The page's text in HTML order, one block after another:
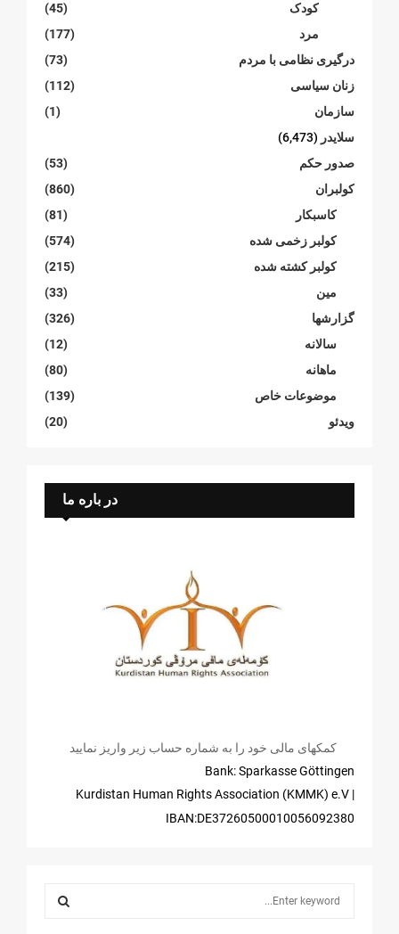
کودک
(45)
مرد
(177)
درگیری نظامی با مردم
(73)
زنان سیاسی
(112)
سازمان
(1)
سلایدر (6,473)
صدور حکم
(53)
کولبران
(860)
کاسبکار
(81)
کولبر زخمی شدە
(574)
کولبر کشتە شدە
(215)
مین
(33)
گزارشها
(326)
سالانە
(12)
ماهانە
(80)
موضوعات خاص
(139)
ویدئو
(20)
در باره ما
کمکهای مالی خود را به شماره حساب زیر واریز نمایید
Bank: Sparkasse Göttingen
| Kurdistan Human Rights Association (KMMK) e.V
IBAN:DE37260500010056092380